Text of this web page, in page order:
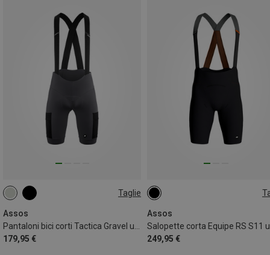
Taglie
Assos
Pantaloni bici corti Tactica Gravel uomo
179,95 €
S
Assos
249,95 €
S